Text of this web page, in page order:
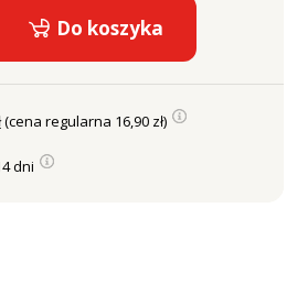
Do koszyka
(cena regularna 16,90 zł)
dni